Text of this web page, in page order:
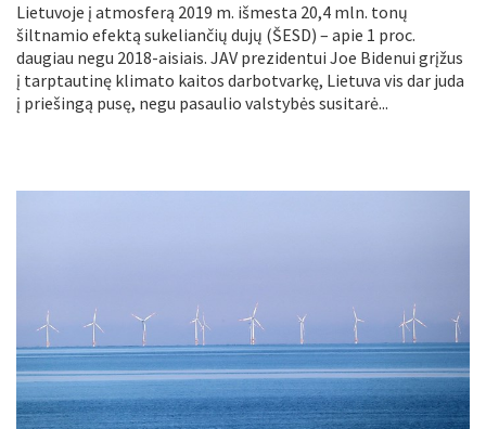
Lietuvoje į atmosferą 2019 m. išmesta 20,4 mln. tonų
šiltnamio efektą sukeliančių dujų (ŠESD) – apie 1 proc.
daugiau negu 2018-aisiais. JAV prezidentui Joe Bidenui grįžus
į tarptautinę klimato kaitos darbotvarkę, Lietuva vis dar juda
į priešingą pusę, negu pasaulio valstybės susitarė...